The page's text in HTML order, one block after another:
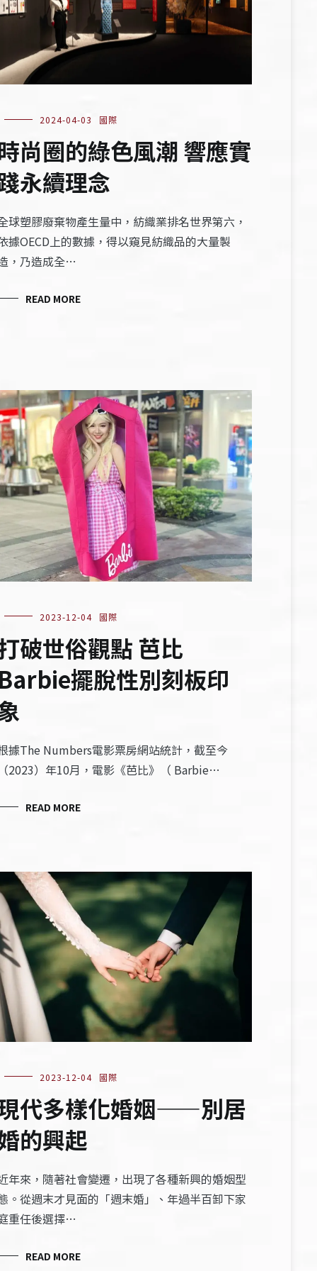
2024-04-03 國際
尚圈的綠色風潮 響應實
永續理念
球塑膠廢棄物產生量中，紡織業排名世界第六，
據OECD上的數據，得以窺見紡織品的大量製
，乃造成全…
READ MORE
2023-12-04 國際
破世俗觀點 芭比
擺脫性別刻板印
據The Numbers電影票房網站統計，截至今
2023）年10月，電影《芭比》（ Barbie…
READ MORE
2023-12-04 國際
代多樣化婚姻——別居
的興起
年來，隨著社會變遷，出現了各種新興的婚姻型
。從週末才見面的「週末婚」、年過半百卸下家
重任後選擇…
READ MORE